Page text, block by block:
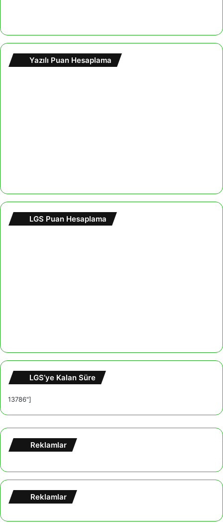
Yazılı Puan Hesaplama
LGS Puan Hesaplama
LGS’ye Kalan Süre
13786"]
Reklamlar
Reklamlar